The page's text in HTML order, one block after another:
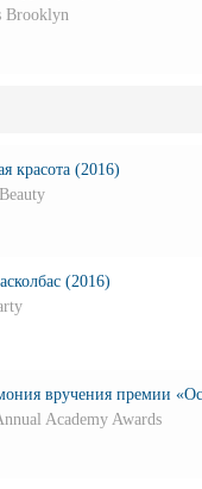
Brooklyn
красота (2016)
(2016)
вручения премии
Academy Awards